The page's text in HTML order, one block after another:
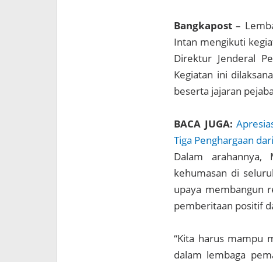
Bangkapost–
Intan mengikuti
Direktur Jenderal
Kegiatan ini
beserta jajaran
BACA JUGA:
Tiga Penghargaan
Dalam arahannya,
kehumasan di
upaya membangun
pemberitaan positif
“Kita harus mampu
dalam lembaga